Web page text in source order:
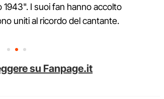
I suoi fan hanno accolto
uniti al ricordo del cantante.
su Fanpage.it